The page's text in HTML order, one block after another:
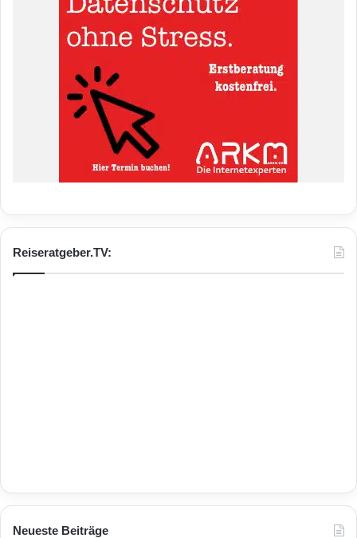
Reiseratgeber.TV:
Neueste Beiträge